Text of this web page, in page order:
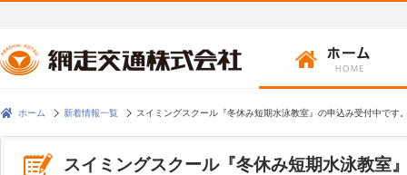
ホーム 新着情報一覧 スイミングスクール『冬休み短期水泳教室』の申込み受付中です
スイミングスクール『冬休み短期水泳教室